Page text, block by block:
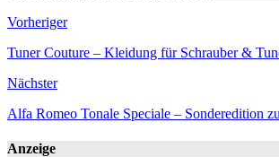
Vorheriger
Tuner Couture – Kleidung für Schrauber &
Nächster
Alfa Romeo Tonale Speciale – Sonderedition
Anzeige